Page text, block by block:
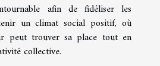
afin de fidéliser les
un climat social positif, où
peut trouver sa place tout en
collective.